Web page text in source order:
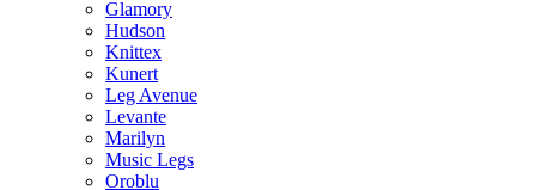
Glamory
Hudson
Knittex
Kunert
Leg Avenue
Levante
Marilyn
Music Legs
Oroblu